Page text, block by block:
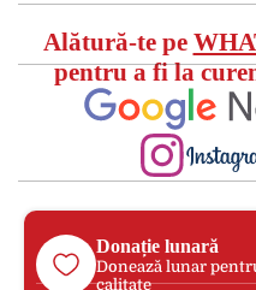
Alătură-te pe
pentru a fi la
Donație lunară
Donează lunar
calitate